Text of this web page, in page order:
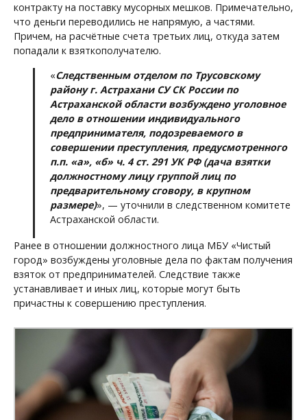
контракту на поставку мусорных мешков. Примечательно,
что деньги переводились не напрямую, а частями.
Причем, на расчётные счета третьих лиц, откуда затем
попадали к взяткополучателю.
«Следственным отделом по Трусовскому
району г. Астрахани СУ СК России по
Астраханской области возбуждено уголовное
дело в отношении индивидуального
предпринимателя, подозреваемого в
совершении преступления, предусмотренного
п.п. «а», «б» ч. 4 ст. 291 УК РФ (дача взятки
должностному лицу группой лиц по
предварительному сговору, в крупном
размере)», — уточнили в следственном комитете
Астраханской области.
Ранее в отношении должностного лица МБУ «Чистый
город» возбуждены уголовные дела по фактам получения
взяток от предпринимателей. Следствие также
устанавливает и иных лиц, которые могут быть
причастны к совершению преступления.